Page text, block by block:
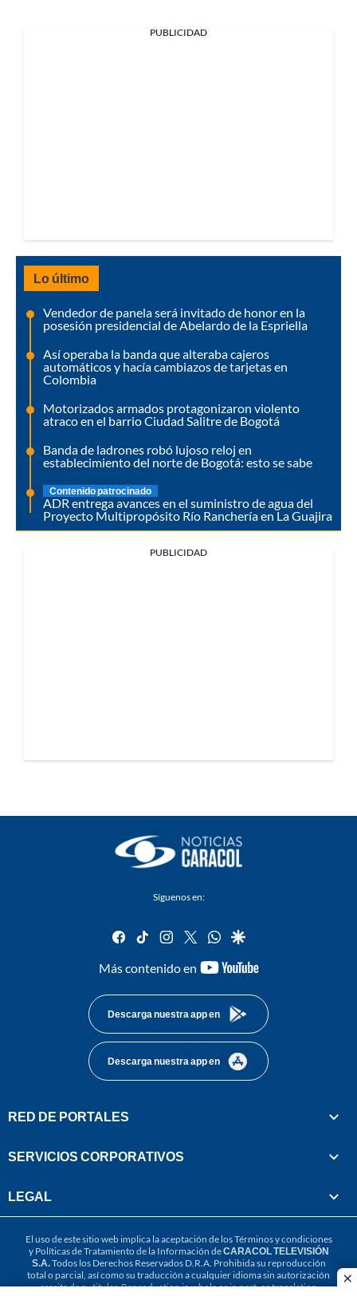
PUBLICIDAD
Lo último
Vendedor de panela será invitado de honor en la
posesión presidencial de Abelardo de la Espriella
Así operaba la banda que alteraba cajeros
automáticos y hacía cambiazos de tarjetas en
Colombia
Motorizados armados protagonizaron violento
atraco en el barrio Ciudad Salitre de Bogotá
Banda de ladrones robó lujoso reloj en
establecimiento del norte de Bogotá: esto se sabe
Contenido patrocinado
ADR entrega avances en el suministro de agua del
Proyecto Multipropósito Río Ranchería en La Guajira
PUBLICIDAD
Síguenos en:
facebook
tiktok instagram
twitterwhatsapp
google
Más contenido en
youtube-
Descarga nuestra app en
Descarga nuestra app en
RED DE PORTALES
SERVICIOS CORPORATIVOS
LEGAL
El uso de este sitio web implica la aceptación de losTérminos y condiciones
y Políticas de Tratamiento de la Información deCARACOL TELEVISIÓN
S.A.Todos los Derechos Reservados D.R.A. Prohibida su reproducción
total o parcial, así como su traducción a cualquier idioma sin autorización
escrita de su titular. Reproduction in whole or in part, or translation